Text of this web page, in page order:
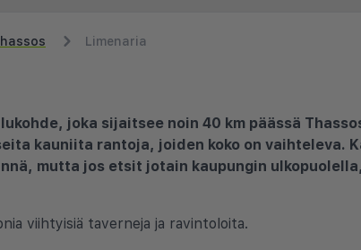
Limenaria
joka sijaitsee noin 40 km päässä
kauniita rantoja, joiden koko on vaihteleva.
mutta jos etsit jotain kaupungin
viihtyisiä taverneja ja ravintoloita.